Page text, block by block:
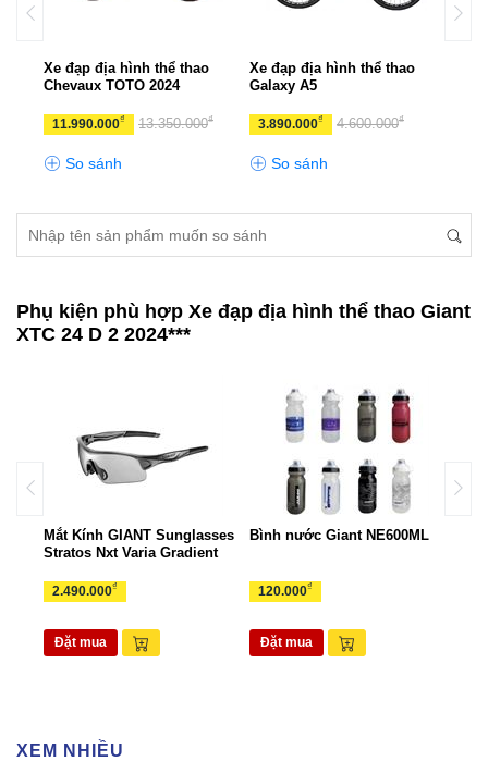
Xe đạp địa hình thể thao
Chevaux TOTO 2024
11.990.000₫ 13.350.000₫
So sánh
Xe đạp địa hình thể thao
Galaxy A5
3.890.000₫ 4.600.000₫
So sánh
Phụ kiện phù hợp Xe đạp địa hình thể thao Giant
XTC 24 D 2 2024***
Mắt Kính GIANT Sunglasses
Stratos Nxt Varia Gradient
2.490.000₫
Đặt mua
Bình nước Giant NE600ML
120.000₫
Đặt mua
XEM NHIỀU